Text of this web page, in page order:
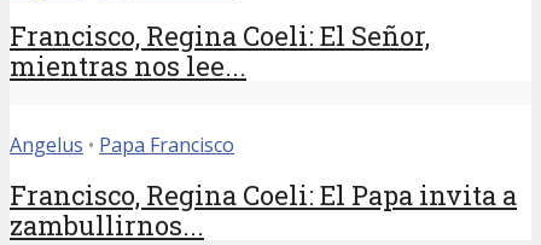
Francisco, Regina Coeli: El Señor,
mientras nos lee...
Angelus • Papa Francisco
Francisco, Regina Coeli: El Papa invita a
zambullirnos...